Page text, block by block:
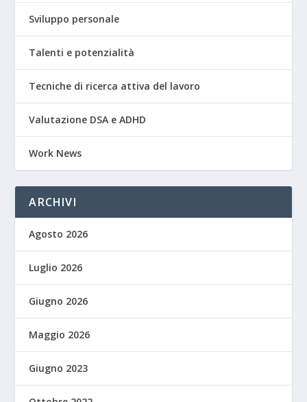
Sviluppo personale
Talenti e potenzialità
Tecniche di ricerca attiva del lavoro
Valutazione DSA e ADHD
Work News
ARCHIVI
Agosto 2026
Luglio 2026
Giugno 2026
Maggio 2026
Giugno 2023